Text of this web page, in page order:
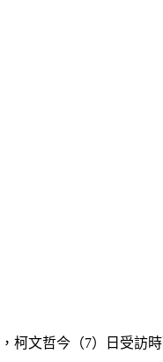
柯文哲今（7）日受訪